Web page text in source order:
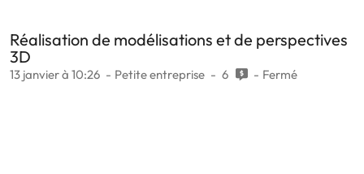
Réalisation de modélisations et de perspectives
3D
13 janvier à 10:26 Petite entreprise 6 Fermé